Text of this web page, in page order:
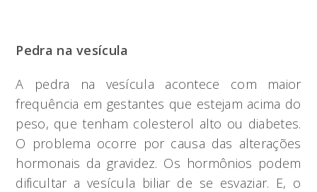
Pedra na vesícula
A pedra na vesícula acontece com maior
frequência em gestantes que estejam acima do
peso, que tenham colesterol alto ou diabetes.
O problema ocorre por causa das alterações
hormonais da gravidez. Os hormônios podem
dificultar a vesícula biliar de se esvaziar. E, o